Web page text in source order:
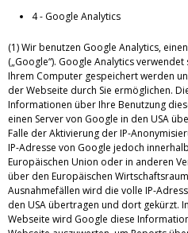
4 - Google Analytics
(1) Wir benutzen Google Analytics,
(„Google“). Google Analytics
Ihrem Computer gespeichert werden
der Webseite durch Sie ermöglichen.
Informationen über Ihre Benutzung
einen Server von Google in den USA
Falle der Aktivierung der IP-
IP-Adresse von Google jedoch
Europäischen Union oder in anderen
über den Europäischen
Ausnahmefällen wird die volle IP-
den USA übertragen und dort gekürzt.
Webseite wird Google diese